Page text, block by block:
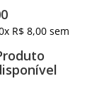
x R$ 8,00 sem